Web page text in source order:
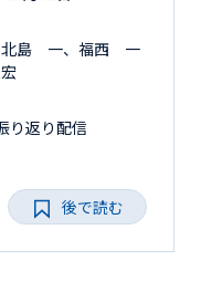
島 一、福西 一
り返り配信
後で読む